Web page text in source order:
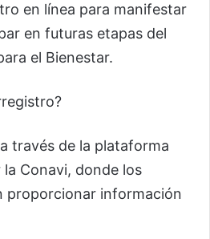
en línea para manifestar
en futuras etapas del
el Bienestar.
través de la plataforma
Conavi, donde los
proporcionar información